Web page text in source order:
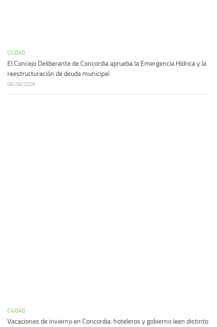
CIUDAD
El Concejo Deliberante de Concordia aprueba la Emergencia Hídrica y la
reestructuración de deuda municipal
06/08/2026
CIUDAD
Vacaciones de invierno en Concordia: hoteleros y gobierno leen distinto